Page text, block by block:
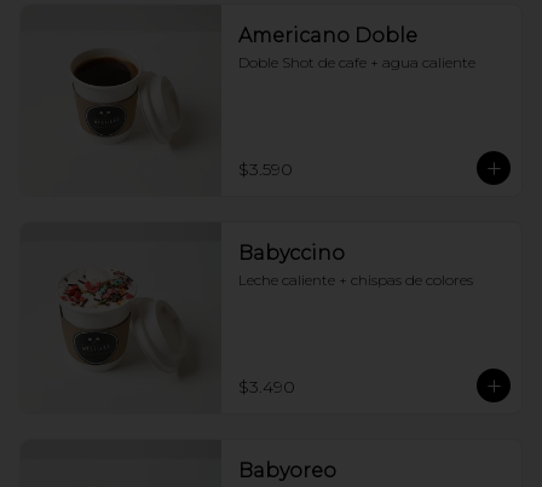
Americano Doble
Doble Shot de cafe + agua caliente
$3.590
Babyccino
Leche caliente + chispas de colores
$3.490
Babyoreo